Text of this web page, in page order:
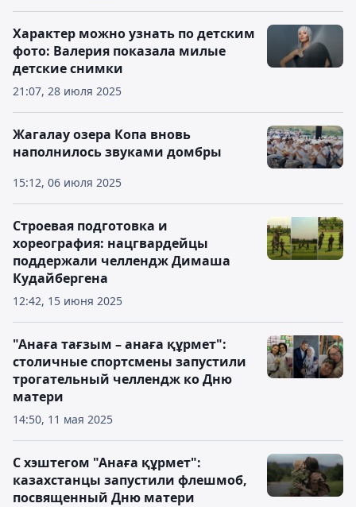
21:07, 28 июля 2025
Характер можно узнать по детским
фото: Валерия показала милые
детские снимки
15:12, 06 июля 2025
Жагалау озера Копа вновь
наполнилось звуками домбры
12:42, 15 июня 2025
Строевая подготовка и
хореография: нацгвардейцы
поддержали челлендж Димаша
Кудайбергена
14:50, 11 мая 2025
"Анаға тағзым – анаға құрмет":
столичные спортсмены запустили
трогательный челлендж ко Дню
матери
С хэштегом "Анаға құрмет":
казахстанцы запустили флешмоб,
посвященный Дню матери